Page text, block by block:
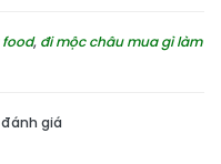
, đi mộc châu mua gì làm
giá